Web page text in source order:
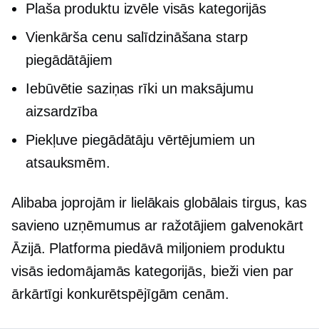
Plaša produktu izvēle visās kategorijās
Vienkārša cenu salīdzināšana starp
piegādātājiem
Iebūvētie saziņas rīki un maksājumu
aizsardzība
Piekļuve piegādātāju vērtējumiem un
atsauksmēm.
Alibaba joprojām ir lielākais globālais tirgus, kas
savieno uzņēmumus ar ražotājiem galvenokārt
Āzijā. Platforma piedāvā miljoniem produktu
visās iedomājamās kategorijās, bieži vien par
ārkārtīgi konkurētspējīgām cenām.